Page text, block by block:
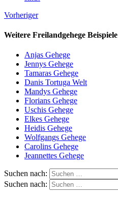
Vorheriger
Weitere Freilandgehege Beispiele
Anjas Gehege
Jennys Gehege
Tamaras Gehege
Danis Tortuga Welt
Mandys Gehege
Florians Gehege
Uschis Gehege
Elkes Gehege
Heidis Gehege
Wolfgangs Gehege
Carolins Gehege
Jeannettes Gehege
Suchen nach:
Suchen nach: